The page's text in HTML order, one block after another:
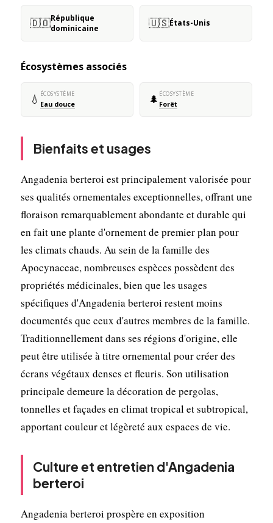
🇩🇴République
dominicaine
🇺🇸États-Unis
Écosystèmes associés
💧 ÉCOSYSTÈME
Eau douce 🌲 ÉCOSYSTÈME
Forêt
Bienfaits et usages
Angadenia berteroi est principalement valorisée pour
ses qualités ornementales exceptionnelles, offrant une
floraison remarquablement abondante et durable qui
en fait une plante d'ornement de premier plan pour
les climats chauds. Au sein de la famille des
Apocynaceae, nombreuses espèces possèdent des
propriétés médicinales, bien que les usages
spécifiques d'Angadenia berteroi restent moins
documentés que ceux d'autres membres de la famille.
Traditionnellement dans ses régions d'origine, elle
peut être utilisée à titre ornemental pour créer des
écrans végétaux denses et fleuris. Son utilisation
principale demeure la décoration de pergolas,
tonnelles et façades en climat tropical et subtropical,
apportant couleur et légèreté aux espaces de vie.
Culture et entretien d'Angadenia
berteroi
Angadenia berteroi prospère en exposition